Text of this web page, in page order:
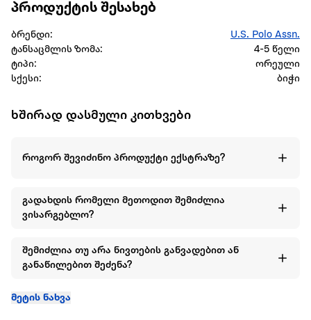
პროდუქტი ახალისებს ბავშვებს თავისი მხიარული
სტრუქტურა, ბიჭების აქტიური ცხოვრების ფონზე
ხანგრძლივი გამოყენების დროს არ ზიანდება.
ბრენდი: US POLO ASSN
შემადგენლობა: 65 % ბამბა, 35% პოლიესთერი
პროდუქტის შესახებ
ბრენდი:
U.S. Polo Assn.
ტანსაცმლის ზომა:
4-5 წელი
ტიპი:
ორეული
სქესი:
ბიჭი
ხშირად დასმული კითხვები
როგორ შევიძინო პროდუქტი ექსტრაზე?
გადახდის რომელი მეთოდით შემიძლია
ვისარგებლო?
შემიძლია თუ არა ნივთების განვადებით ან
განაწილებით შეძენა?
მეტის ნახვა